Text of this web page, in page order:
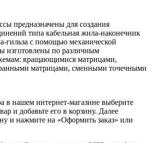
предназначены для создания
типа кабельная жила-наконечник
гильза с помощью механической
изготовлены по различным
вращающимися матрицами,
матрицами, сменными точечными
в нашем интернет-магазине выберите
и добавьте его в корзину. Далее
и нажмите на «Оформить заказ» или